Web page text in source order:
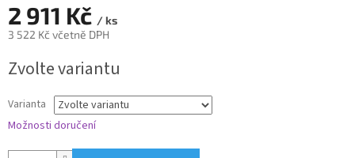
2 911 Kč / ks
3 522 Kč včetně DPH
cena:
Zvolte variantu
Varianta
Možnosti doručení